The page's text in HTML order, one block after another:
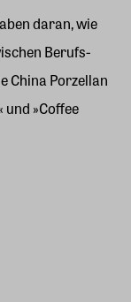
daran, wie
Berufs-
China Porzellan
und »Coffee